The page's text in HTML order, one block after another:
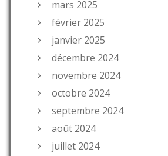
mars 2025
février 2025
janvier 2025
décembre 2024
novembre 2024
octobre 2024
septembre 2024
août 2024
juillet 2024